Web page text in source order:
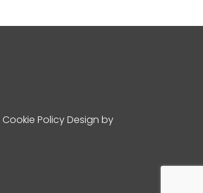
Cookie PolicyDesign by